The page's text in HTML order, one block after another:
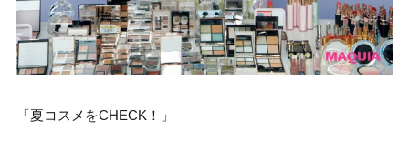
「夏コスメをCHECK！」